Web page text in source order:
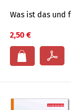
Was ist das und
2,50 €